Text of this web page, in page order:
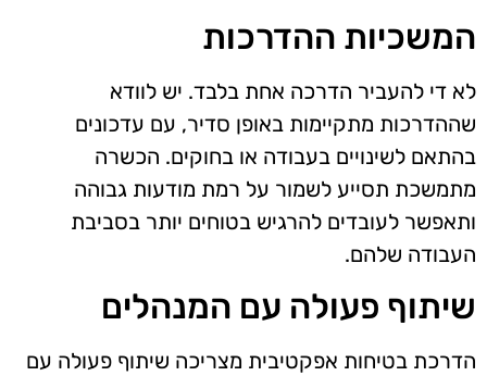
המשכיות ההדרכות
לא די להעביר הדרכה אחת בלבד. יש לוודא
שההדרכות מתקיימות באופן סדיר, עם עדכונים
בהתאם לשינויים בעבודה או בחוקים. הכשרה
מתמשכת תסייע לשמור על רמת מודעות גבוהה
ותאפשר לעובדים להרגיש בטוחים יותר בסביבת
העבודה שלהם.
שיתוף פעולה עם המנהלים
הדרכת בטיחות אפקטיבית מצריכה שיתוף פעולה עם